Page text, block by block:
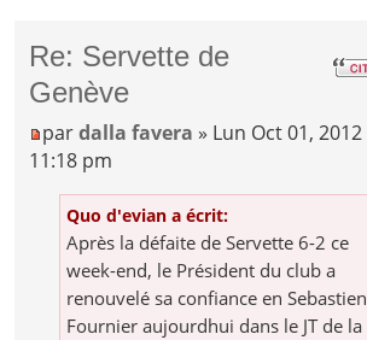
Re: Servette de
Genève
pardalla favera » Lun Oct 01, 2012
11:18 pm
Quo d'evian a écrit:
Après la défaite de Servette 6-2 ce
week-end, le Président du club a
renouvelé sa confiance en Sebastien
Fournier aujourdhui dans le JT de la